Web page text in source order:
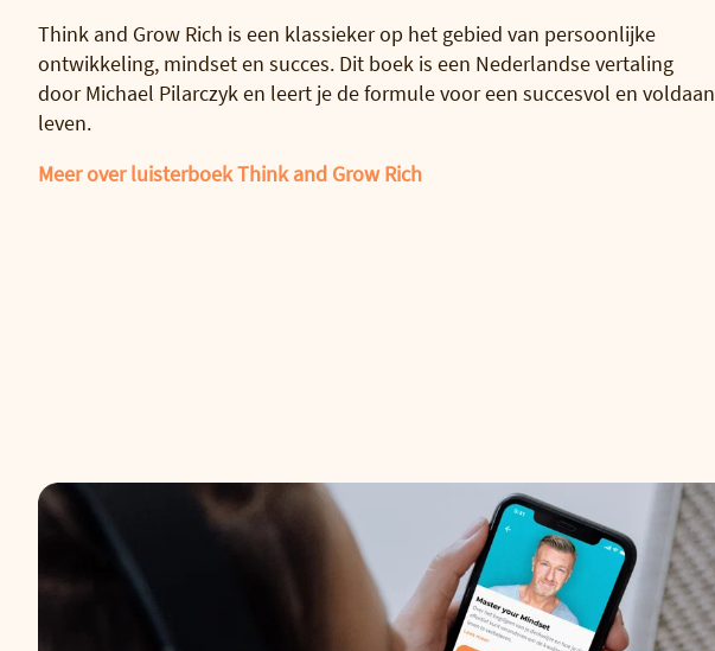
Think and Grow Rich is een klassieker op het gebied van persoonlijke
ontwikkeling, mindset en succes. Dit boek is een Nederlandse vertaling
door Michael Pilarczyk en leert je de formule voor een succesvol en voldaan
leven.
Meer over luisterboek Think and Grow Rich